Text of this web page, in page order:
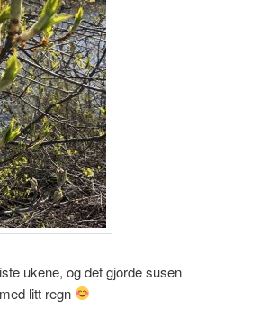
ukene, og det gjorde susen
litt regn